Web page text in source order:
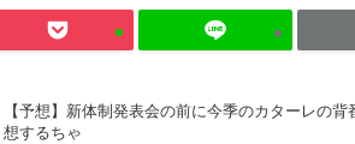
【予想】新体制発表会の前に今季のカターレの背
想するちゃ